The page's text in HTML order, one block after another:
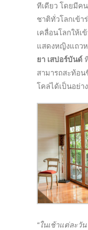
ทีเดียว โดยมีค
ชาติทั่วโลกเข้า
เคลื่อนโลกให้เ
แสดงหญิงแถว
ยา เสปอร์บันด์
สามารถสะท้อน
โคล่ได้เป็นอย่า
“ในเช้าแต่ละวั